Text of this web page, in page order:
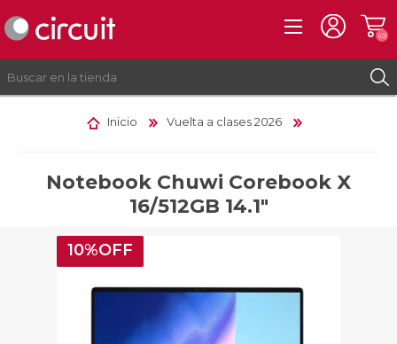
INICIAR SESIÓN
(0)
Inicio Vuelta a clases 2026
Notebook Chuwi Corebook X
16/512GB 14.1"
10%OFF